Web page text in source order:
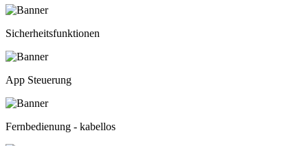
Sicherheitsfunktionen
App Steuerung
Fernbedienung - kabellos